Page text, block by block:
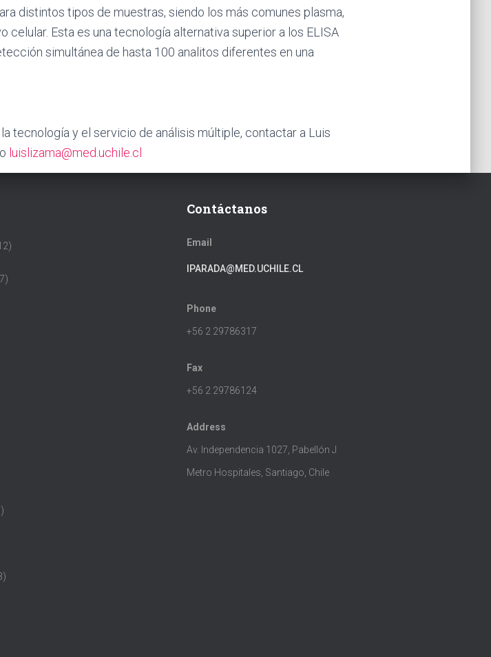
distintos tipos de muestras, siendo los más comunes plasma,
celular. Esta es una tecnología alternativa superior a los ELISA
simultánea de hasta 100 analitos diferentes en una
tecnología y el servicio de análisis múltiple, contactar a Luis
luislizama@med.uchile.cl
Contáctanos
Email
IPARADA@MED.UCHILE.CL
Phone
+56 2 29786317
Fax
+56 2 29786124
Address
Av. Independencia 1027, Pabellón J
Metro Hospitales, Santiago, Chile